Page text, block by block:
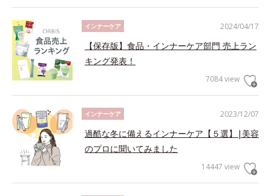
2024/04/17
インナーケア
【保存版】食品・インナーケア部門 売上ラン
キング発表！
7084 view
2023/12/07
インナーケア
過酷な冬に備えるインナーケア【５選】|美容
のプロに聞いてみました
14447 view